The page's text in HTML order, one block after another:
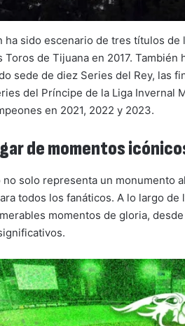
ha sido escenario de tres títulos de
de Tijuana en 2017.
sede de diez Series del Rey, las
del Príncipe de la Liga Invernal
en 2021, 2022 y 2023.
de momentos
solo representa un monumento
todos los fanáticos. A lo largo de
momentos de gloria,